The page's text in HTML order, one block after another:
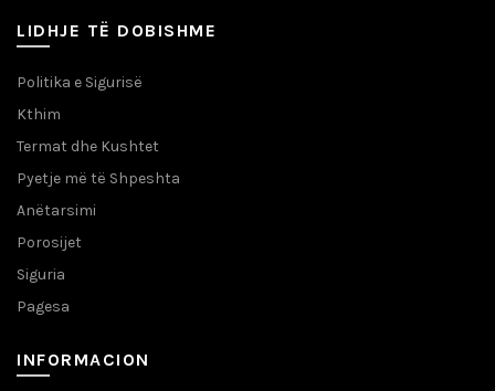
LIDHJE TË DOBISHME
Politika e Sigurisë
Kthim
Termat dhe Kushtet
Pyetje më të Shpeshta
Anëtarsimi
Porosijet
Siguria
Pagesa
INFORMACION